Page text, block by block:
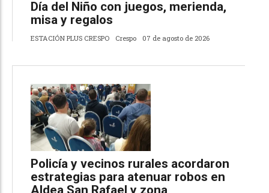
Día del Niño con juegos, merienda,
misa y regalos
ESTACIÓN PLUS CRESPO Crespo 07 de agosto de 2026
Policía y vecinos rurales acordaron
estrategias para atenuar robos en
Aldea San Rafael y zona